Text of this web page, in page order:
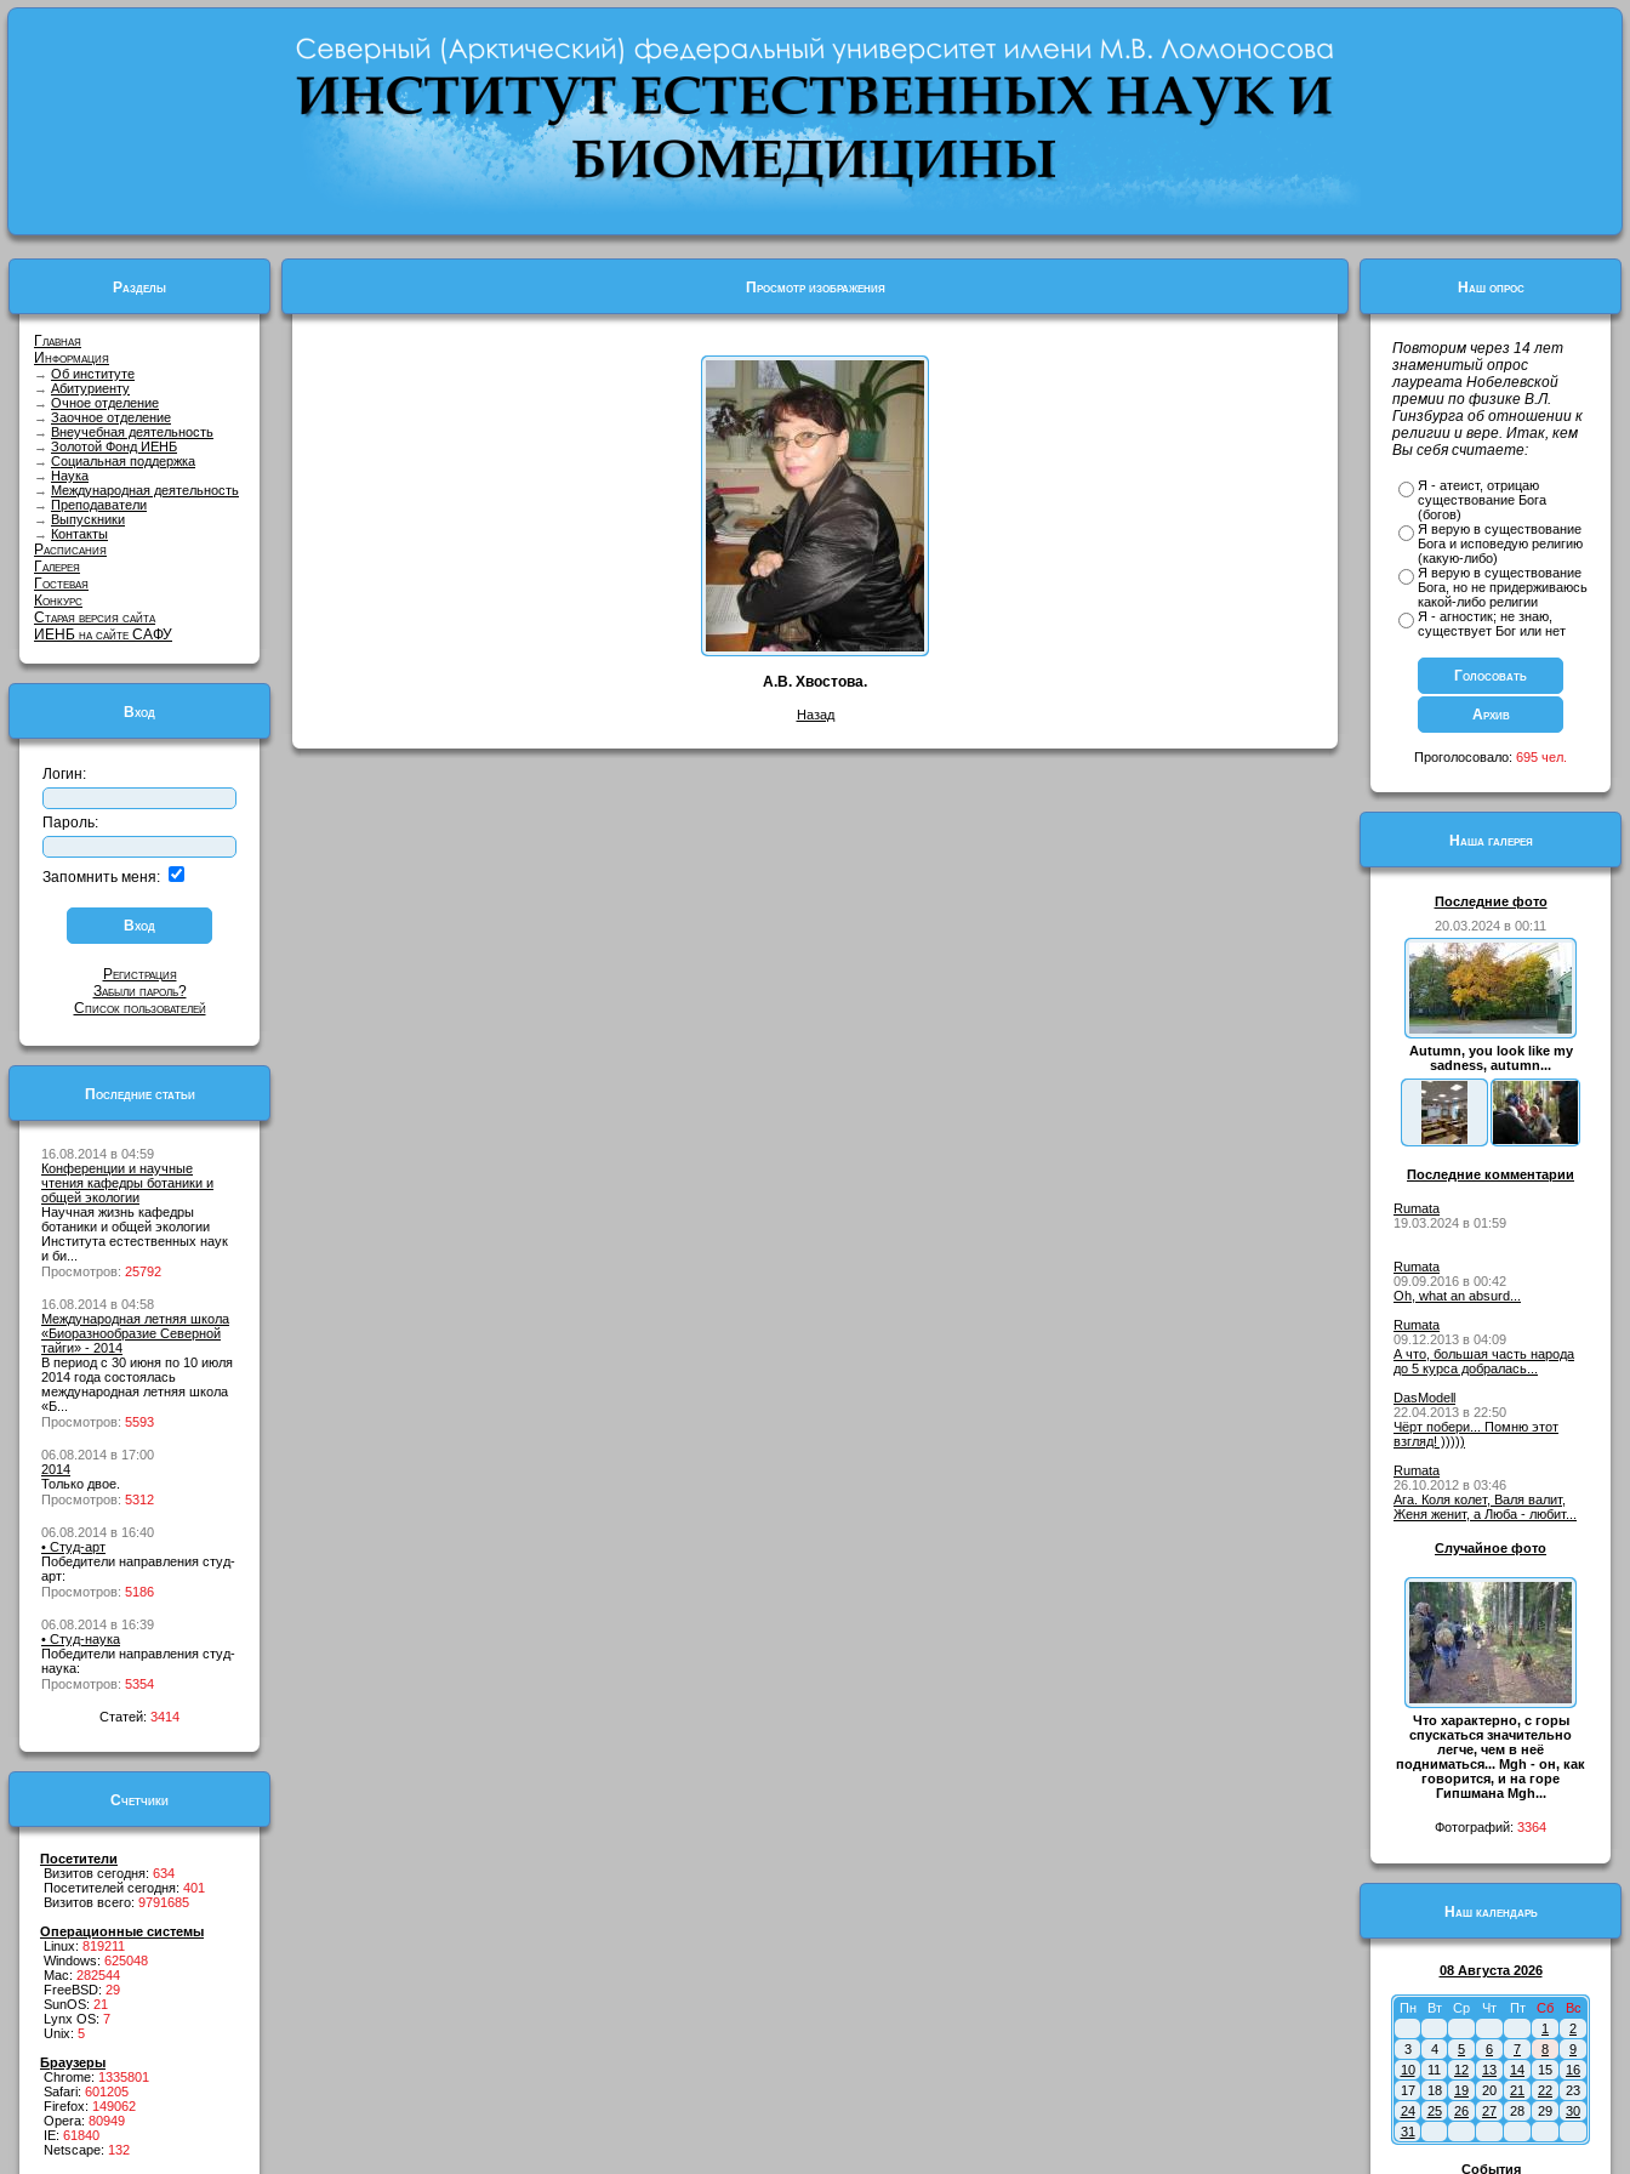
Разделы
Главная
Информация
→ Об институте
→ Абитуриенту
→ Очное отделение
→ Заочное отделение
→ Внеучебная деятельность
→ Золотой Фонд ИЕНБ
→ Социальная поддержка
→ Наука
→ Международная деятельность
→ Преподаватели
→ Выпускники
→ Контакты
Расписания
Галерея
Гостевая
Конкурс
Старая версия сайта
ИЕНБ на сайте САФУ
Вход
Логин:
Пароль:
Запомнить меня:
Регистрация
Забыли пароль?
Список пользователей
Последние статьи
16.08.2014 в 04:59
Конференции и научные
чтения кафедры ботаники и
общей экологии
Научная жизнь кафедры
ботаники и общей экологии
Института естественных наук
и би...
Просмотров: 25792
16.08.2014 в 04:58
Международная летняя школа
«Биоразнообразие Северной
тайги» - 2014
В период с 30 июня по 10 июля
2014 года состоялась
международная летняя школа
«Б...
Просмотров: 5593
06.08.2014 в 17:00
2014
Только двое.
Просмотров: 5312
06.08.2014 в 16:40
• Студ-арт
Победители направления студ-
арт:
Просмотров: 5186
06.08.2014 в 16:39
• Студ-наука
Победители направления студ-
наука:
Просмотров: 5354
Статей: 3414
Счетчики
Посетители
Визитов сегодня: 634
Посетителей сегодня: 401
Визитов всего: 9791685
Операционные системы
Linux: 819211
Windows: 625048
Mac: 282544
FreeBSD: 29
SunOS: 21
Lynx OS: 7
Unix: 5
Браузеры
Chrome: 1335801
Safari: 601205
Firefox: 149062
Opera: 80949
IE: 61840
Netscape: 132
Просмотр изображения
А.В. Хвостова.
Назад
Наш опрос
Повторим через 14 лет
знаменитый опрос
лауреата Нобелевской
премии по физике В.Л.
Гинзбурга об отношении к
религии и вере. Итак, кем
Вы себя считаете:
Я - атеист, отрицаю
существование Бога
(богов)
Я верую в существование
Бога и исповедую религию
(какую-либо)
Я верую в существование
Бога, но не придерживаюсь
какой-либо религии
Я - агностик; не знаю,
существует Бог или нет
Проголосовало: 695 чел.
Наша галерея
Последние фото
20.03.2024 в 00:11
Autumn, you look like my
sadness, autumn...
Последние комментарии
Rumata
19.03.2024 в 01:59
Rumata
09.09.2016 в 00:42
Oh, what an absurd...
Rumata
09.12.2013 в 04:09
А что, большая часть народа
до 5 курса добралась...
DasModell
22.04.2013 в 22:50
Чёрт побери... Помню этот
взгляд! )))))
Rumata
26.10.2012 в 03:46
Ага. Коля колет, Валя валит,
Женя женит, а Люба - любит...
Случайное фото
Что характерно, с горы
спускаться значительно
легче, чем в неё
подниматься... Mgh - он, как
говорится, и на горе
Гипшмана Mgh...
Фотографий: 3364
Наш календарь
08 Августа 2026
Пн Вт Ср Чт Пт Сб
Вс
1
2
3
4 5 6 7 8
9
10
11 12 13 14 15
16
17
18 19 20 21 22
23
24
25 26 27 28 29
30
31
События